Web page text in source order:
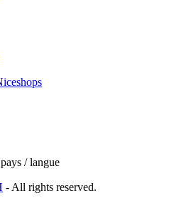
/ langue
- All rights reserved.